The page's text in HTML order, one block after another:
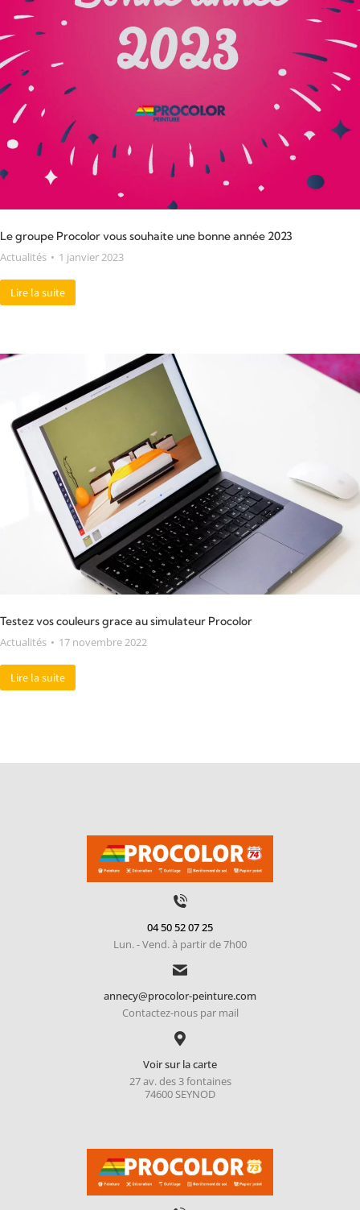
Le groupe Procolor vous souhaite une bonne année 2023
Actualités
1 janvier 2023
Lire la suite
Testez vos couleurs grace au simulateur Procolor
Actualités
17 novembre 2022
Lire la suite
04 50 52 07 25
Lun. - Vend. à partir de 7h00
annecy@procolor-peinture.com
Contactez-nous par mail
Voir sur la carte
27 av. des 3 fontaines
74600 SEYNOD